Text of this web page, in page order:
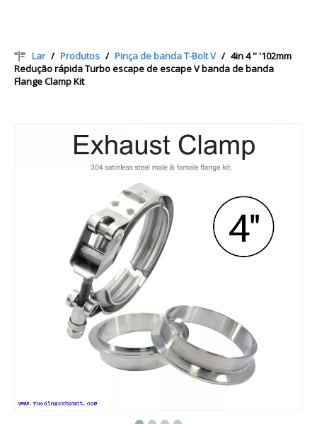
Lar / Produtos / Pinça de banda T-Bolt V / 4in 4 '' '102mm
Redução rápida Turbo escape de escape V banda de banda
Flange Clamp Kit